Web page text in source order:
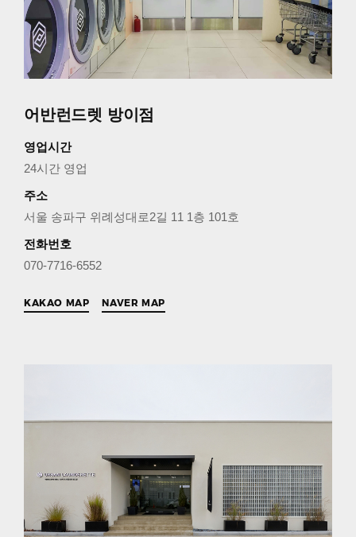
어반런드렛 방이점
영업시간
24시간 영업
주소
서울 송파구 위례성대로2길 11 1층 101호
전화번호
070-7716-6552
KAKAO MAP NAVER MAP